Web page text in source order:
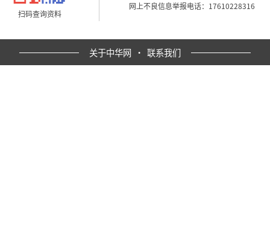
扫码查询资料
网上不良信息举报电话：17610228316
关于中华网 · 联系我们